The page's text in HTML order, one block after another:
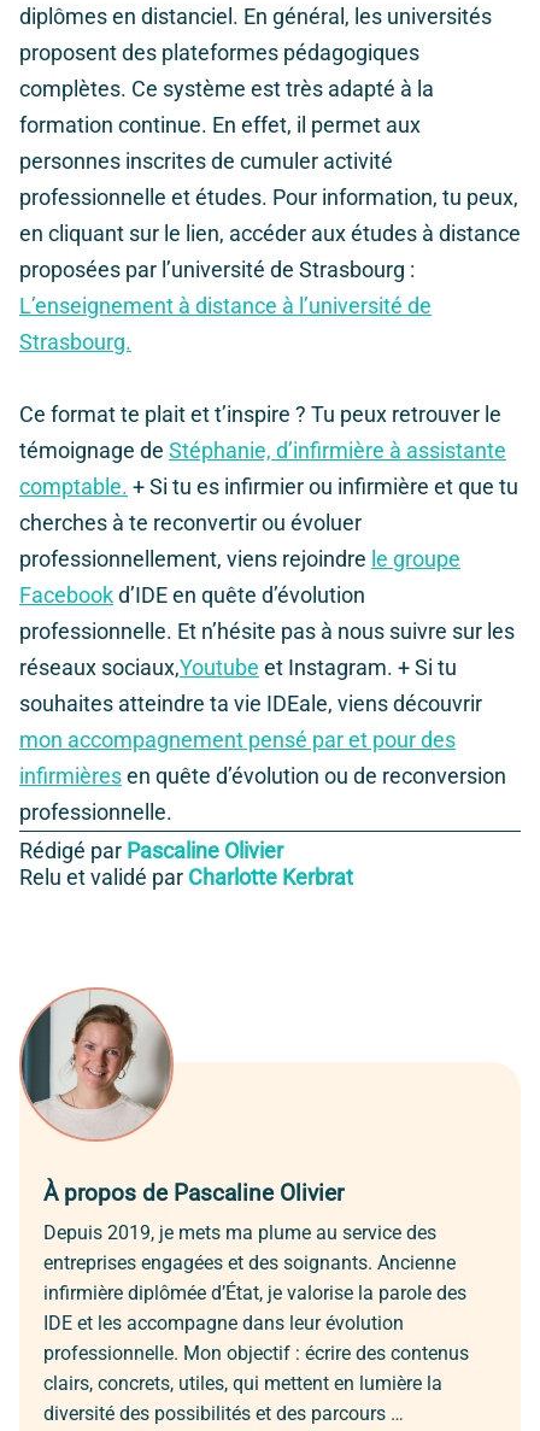
diplômes en distanciel. En général, les universités
proposent des plateformes pédagogiques
complètes. Ce système est très adapté à la
formation continue. En effet, il permet aux
personnes inscrites de cumuler activité
professionnelle et études. Pour information, tu peux,
en cliquant sur le lien, accéder aux études à distance
proposées par l’université de Strasbourg :
L’enseignement à distance à l’université de
Strasbourg.
Ce format te plait et t’inspire ? Tu peux retrouver le
témoignage de Stéphanie, d’infirmière à assistante
comptable. + Si tu es infirmier ou infirmière et que tu
cherches à te reconvertir ou évoluer
professionnellement, viens rejoindre le groupe
Facebookd’IDE en quête d’évolution
professionnelle. Et n’hésite pas à nous suivre sur les
réseaux sociaux,Youtube et Instagram. + Si tu
souhaites atteindre ta vie IDEale, viens découvrir
mon accompagnement pensé par et pour des
infirmièresen quête d’évolution ou de reconversion
professionnelle.
Rédigé par Pascaline Olivier
Relu et validé par Charlotte Kerbrat
À propos de Pascaline Olivier
Depuis 2019, je mets ma plume au service des
entreprises engagées et des soignants. Ancienne
infirmière diplômée d’État, je valorise la parole des
IDE et les accompagne dans leur évolution
professionnelle. Mon objectif : écrire des contenus
clairs, concrets, utiles, qui mettent en lumière la
diversité des possibilités et des parcours …